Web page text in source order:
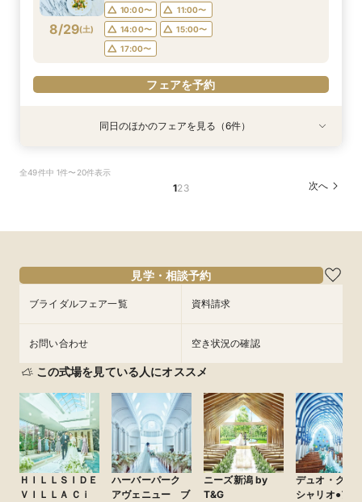
17:00〜
フェアを予約
17:00〜
フェアを予約
フェアを予約
17:00〜
フェアを予約
8/29(土)
10:00〜
11:00〜
14:00〜
15:00〜
17:00〜
フェアを予約
特典あり
8/29
分好立地◆地元婚
特典あり
8/29
～ご相談
フェアを予約
特典あり
8/29
ン体験＆豪華試食
8/29
堂＆邸宅見学
8/29
グ＆食事会フェア
特典あり
8/29
り温泉券×利用券
同日のほかのフェアを見る（6件）
全49件中 1件〜20件表示
123 次へ
見学・相談予約
ブライダルフェア一覧 資料請求
お問い合わせ 空き状況の確認
この式場を見ている人にオススメ
ＨＩＬＬＳＩＤＥ
ＶＩＬＬＡ Ｃｉ
ハーバーパーク
アヴェニュー ブ
ニーズ新潟 by
T&G
デュオ・グラ
シャリオ●ア